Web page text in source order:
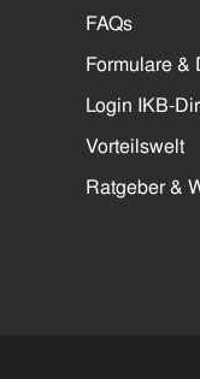
FAQs
Formulare &
Login IKB-
Vorteilswelt
Ratgeber &